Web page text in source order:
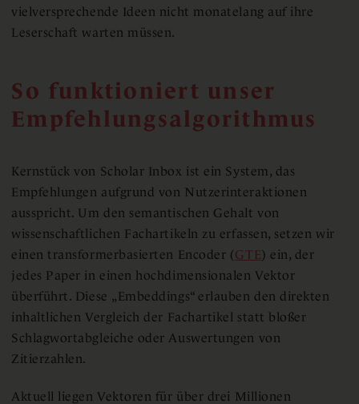
vielversprechende Ideen nicht monatelang auf ihre
Leserschaft warten müssen.
So funktioniert unser
Empfehlungsalgorithmus
Kernstück von Scholar Inbox ist ein System, das
Empfehlungen aufgrund von Nutzerinteraktionen
ausspricht. Um den semantischen Gehalt von
wissenschaftlichen Fachartikeln zu erfassen, setzen wir
einen transformerbasierten Encoder (GTE) ein, der
jedes Paper in einen hochdimensionalen Vektor
überführt. Diese „Embeddings“ erlauben den direkten
inhaltlichen Vergleich der Fachartikel statt bloßer
Schlagwortabgleiche oder Auswertungen von
Zitierzahlen.
Aktuell liegen Vektoren für über drei Millionen